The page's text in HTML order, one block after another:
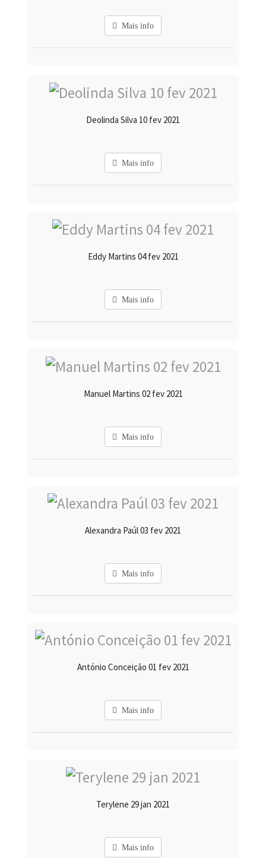
Mais info
Deolinda Silva 10 fev 2021
Mais info
Eddy Martins 04 fev 2021
Mais info
Manuel Martins 02 fev 2021
Mais info
Alexandra Paúl 03 fev 2021
Mais info
António Conceição 01 fev 2021
Mais info
Terylene 29 jan 2021
Mais info